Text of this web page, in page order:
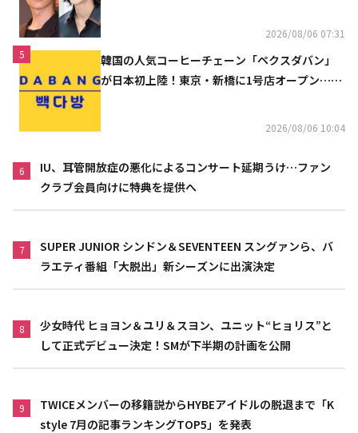
2026/08/06 07:31
5
韓国の人気コーヒーチェーン「ペクスダバン」
が日本初上陸！東京・新橋に1号店オープン…海
2026/08/06 10:04
6
IU、耳管開放症の悪化によるコンサート延期うけ…ファン
クラブ会員向けに特典を提供へ
7
SUPER JUNIOR シンドン＆SEVENTEEN スングァンら、バ
ラエティ番組「大脱出」新シーズンに出演決定
8
少女時代 ヒョヨン＆ユリ＆スヨン、ユニット“ヒョリス”と
して正式デビュー決定！SMが下半期の計画を公開
9
TWICEメンバーの移籍説からHYBEアイドルの脱退まで「K
style 7月の記事ランキングTOP5」を発表